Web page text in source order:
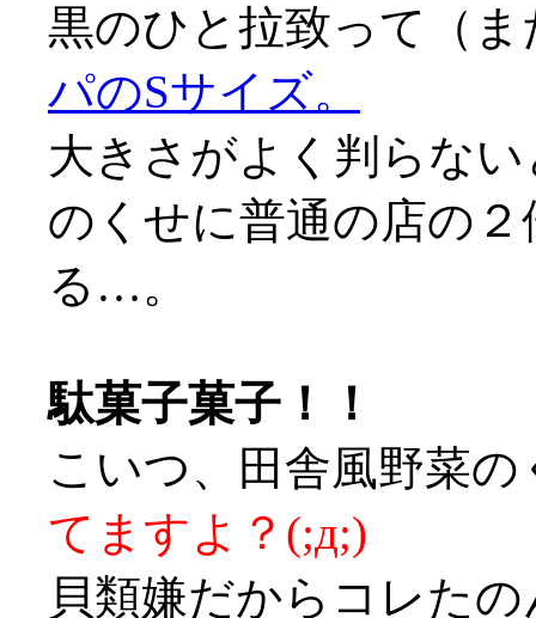
黒のひと拉致って（
パのSサイズ。
大きさがよく判らな
のくせに普通の店の
る…。
駄菓子菓子！！
こいつ、田舎風野菜
てますよ？(;д;)
貝類嫌だからコレた